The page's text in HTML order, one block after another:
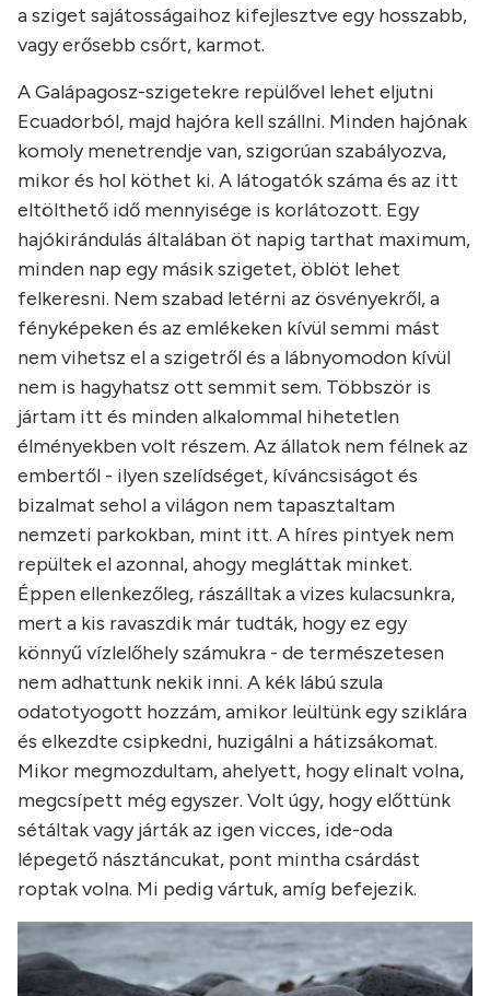
a sziget sajátosságaihoz kifejlesztve egy hosszabb,
vagy erősebb csőrt, karmot.
A Galápagosz-szigetekre repülővel lehet eljutni
Ecuadorból, majd hajóra kell szállni. Minden hajónak
komoly menetrendje van, szigorúan szabályozva,
mikor és hol köthet ki. A látogatók száma és az itt
eltölthető idő mennyisége is korlátozott. Egy
hajókirándulás általában öt napig tarthat maximum,
minden nap egy másik szigetet, öblöt lehet
felkeresni. Nem szabad letérni az ösvényekről, a
fényképeken és az emlékeken kívül semmi mást
nem vihetsz el a szigetről és a lábnyomodon kívül
nem is hagyhatsz ott semmit sem. Többször is
jártam itt és minden alkalommal hihetetlen
élményekben volt részem. Az állatok nem félnek az
embertől - ilyen szelídséget, kíváncsiságot és
bizalmat sehol a világon nem tapasztaltam
nemzeti parkokban, mint itt. A híres pintyek nem
repültek el azonnal, ahogy megláttak minket.
Éppen ellenkezőleg, rászálltak a vizes kulacsunkra,
mert a kis ravaszdik már tudták, hogy ez egy
könnyű vízlelőhely számukra - de természetesen
nem adhattunk nekik inni. A kék lábú szula
odatotyogott hozzám, amikor leültünk egy sziklára
és elkezdte csipkedni, huzigálni a hátizsákomat.
Mikor megmozdultam, ahelyett, hogy elinalt volna,
megcsípett még egyszer. Volt úgy, hogy előttünk
sétáltak vagy járták az igen vicces, ide-oda
lépegető násztáncukat, pont mintha csárdást
roptak volna. Mi pedig vártuk, amíg befejezik.